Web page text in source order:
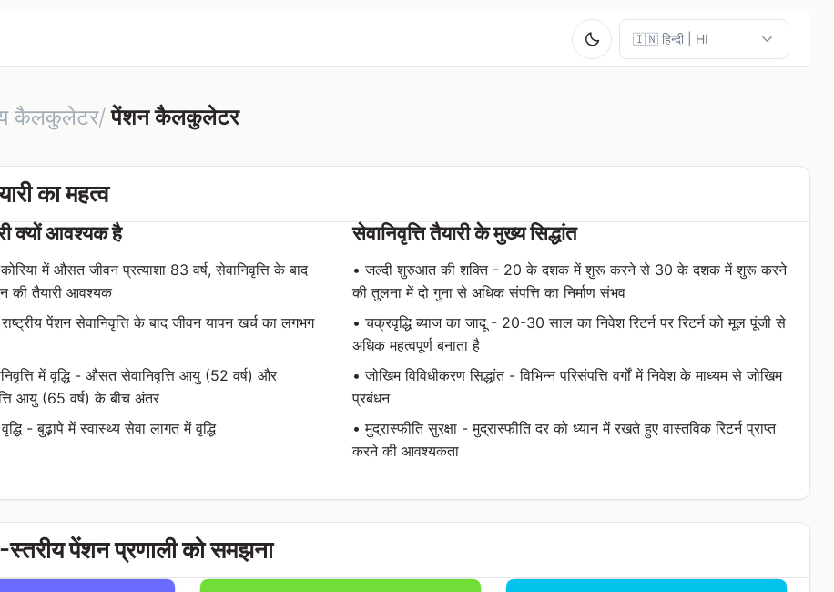
कैलकुलेटर/पेंशन कैलकुलेटर
का महत्व
क्यों आवश्यक है
में औसत जीवन प्रत्याशा 83 वर्ष, सेवानिवृत्ति के बाद
की तैयारी आवश्यक
पेंशन सेवानिवृत्ति के बाद जीवन यापन खर्च का लगभग
में वृद्धि - औसत सेवानिवृत्ति आयु (52 वर्ष) और
आयु (65 वर्ष) के बीच अंतर
- बुढ़ापे में स्वास्थ्य सेवा लागत में वृद्धि
सेवानिवृत्ति तैयारी के मुख्य सिद्धांत
• जल्दी शुरुआत की शक्ति - 20 के दशक में शुरू करने से 30 के दशक में शुरू करने
की तुलना में दो गुना से अधिक संपत्ति का निर्माण संभव
• चक्रवृद्धि ब्याज का जादू - 20-30 साल का निवेश रिटर्न पर रिटर्न को मूल पूंजी से
अधिक महत्वपूर्ण बनाता है
• जोखिम विविधीकरण सिद्धांत - विभिन्न परिसंपत्ति वर्गों में निवेश के माध्यम से जोखिम
प्रबंधन
• मुद्रास्फीति सुरक्षा - मुद्रास्फीति दर को ध्यान में रखते हुए वास्तविक रिटर्न प्राप्त
करने की आवश्यकता
स्तरीय पेंशन प्रणाली को समझना